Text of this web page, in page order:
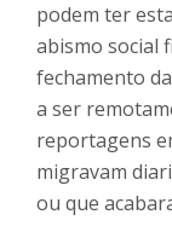
podem ter
abismo social
fechamento
a ser
reportagens
migravam
ou que